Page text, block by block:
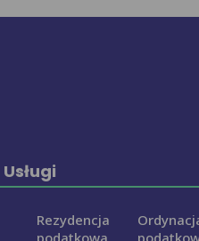
Usługi
Rezydencja
podatkowa